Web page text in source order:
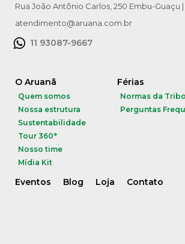
Rua João Antônio Carlos, 250 Embu-Guaçu |
atendimento@aruana.com.br
11 93087-9667
O Aruanã
Quem somos
Nossa estrutura
Sustentabilidade
Tour 360°
Nosso time
Mídia Kit
Férias
Normas da Tribo
Perguntas
Eventos Blog Loja Contato